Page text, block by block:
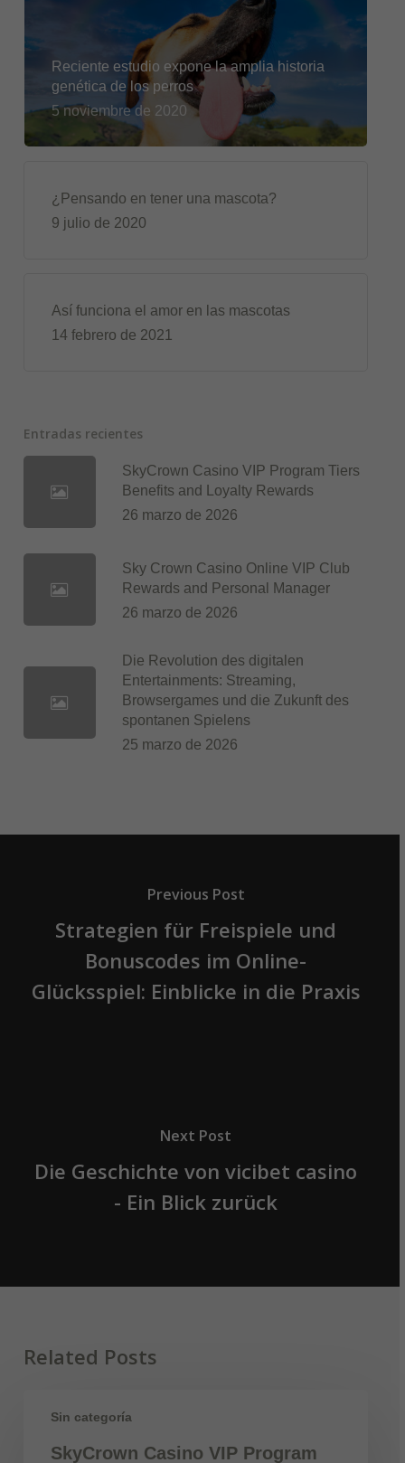
Reciente estudio expone la amplia historia
genética de los perros
5 noviembre de 2020
¿Pensando en tener una mascota?
9 julio de 2020
Así funciona el amor en las mascotas
14 febrero de 2021
Entradas recientes
SkyCrown Casino VIP Program Tiers
Benefits and Loyalty Rewards
26 marzo de 2026
Sky Crown Casino Online VIP Club
Rewards and Personal Manager
26 marzo de 2026
Die Revolution des digitalen
Entertainments: Streaming,
Browsergames und die Zukunft des
spontanen Spielens
25 marzo de 2026
Previous Post
Strategien für Freispiele und
Bonuscodes im Online-
Glücksspiel: Einblicke in die Praxis
Next Post
Die Geschichte von vicibet casino
- Ein Blick zurück
Related Posts
Sin categoría
SkyCrown Casino VIP Program